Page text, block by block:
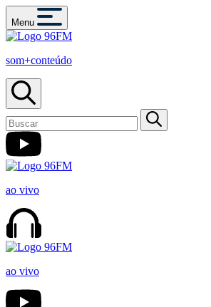
Menu
som+conteúdo
ao vivo
ao vivo